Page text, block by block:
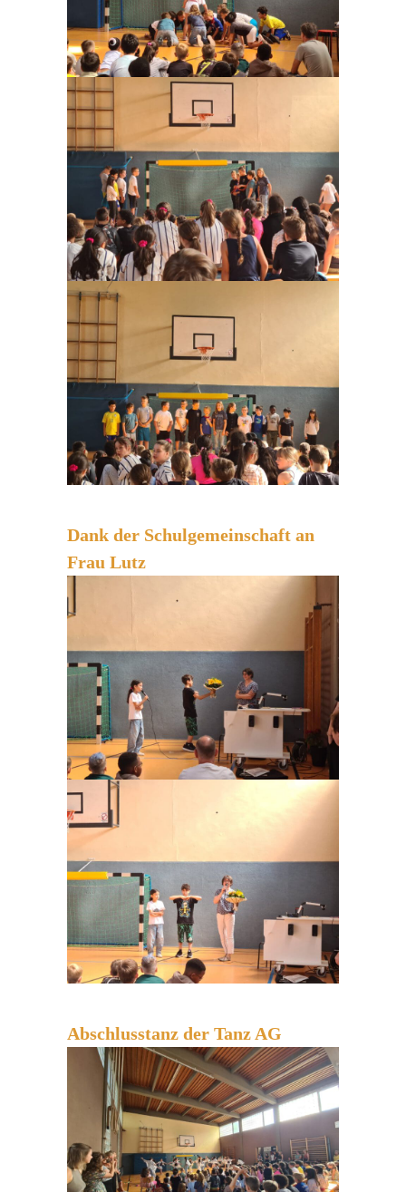
Dank der Schulgemeinschaft an
Frau Lutz
Abschlusstanz der Tanz AG